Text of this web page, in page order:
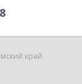
край